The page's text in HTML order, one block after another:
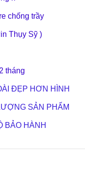
chống trầy
Thụy Sỹ )
tháng
ĐẸP HƠN HÌNH
SẢN PHẨM
BẢO HÀNH